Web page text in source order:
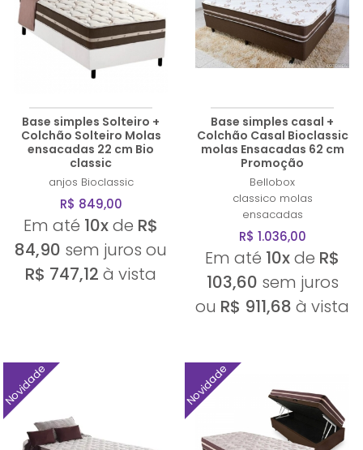
Base simples Solteiro +
Colchão Solteiro Molas
ensacadas 22 cm Bio
classic
anjos Bioclassic
R$ 849,00
Em até 10xde R$
84,90 sem juros ou
R$ 747,12 à vista
Base simples casal +
Colchão Casal Bioclassic
molas Ensacadas 62 cm
Promoção
Bellobox
classico molas
ensacadas
R$ 1.036,00
Em até 10xde R$
103,60 sem juros
ou R$ 911,68 à vista
Novidade Novidade